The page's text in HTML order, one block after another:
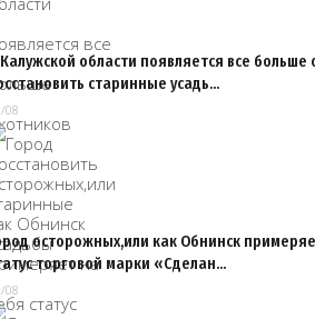
области появляется все больше
старинные усадь…
08
осторожных,или как Обнинск
торговой марки «Сделан…
08